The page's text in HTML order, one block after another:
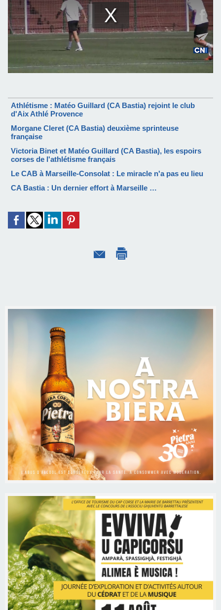
Athlétisme : Matéo Guillard (CA Bastia) rejoint le club
d'Aix Athlé Provence
Morgane Cleret (CA Bastia) deuxième sprinteuse
française
Victoria Binet et Matéo Guillard (CA Bastia), les espoirs
corses de l'athlétisme français
Le CAB à Marseille-Consolat : Le miracle n'a pas eu lieu
CA Bastia : Un dernier effort à Marseille …